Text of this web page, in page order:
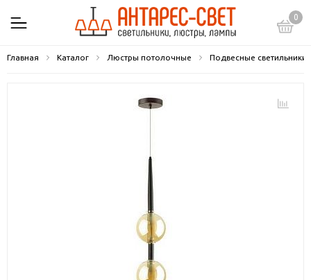
0
Главная Каталог Люстры потолочные Подвесные светильники